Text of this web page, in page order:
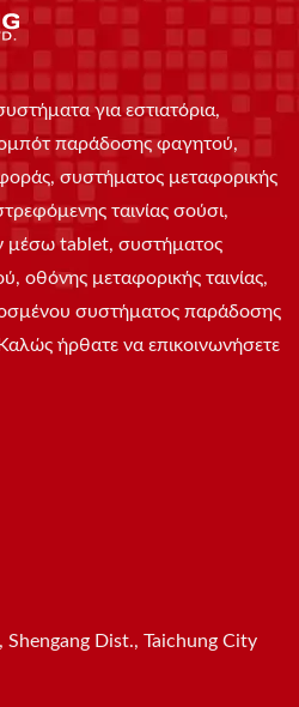
για εστιατόρια,
παράδοσης φαγητού,
συστήματος μεταφορικής
ταινίας σούσι,
μέσω tablet, συστήματος
οθόνης μεταφορικής ταινίας,
συστήματος παράδοσης
ήρθατε να επικοινωνήσετε
Dist., Taichung City